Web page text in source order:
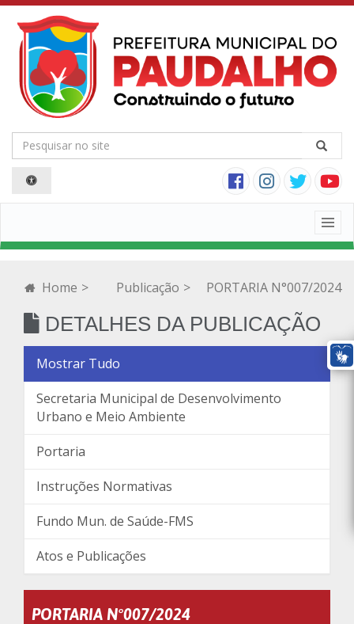
Home > Publicação > PORTARIA N°007/2024
DETALHES DA PUBLICAÇÃO
Mostrar Tudo
Secretaria Municipal de Desenvolvimento
Urbano e Meio Ambiente
Portaria
Instruções Normativas
Fundo Mun. de Saúde-FMS
Atos e Publicações
PORTARIA N°007/2024